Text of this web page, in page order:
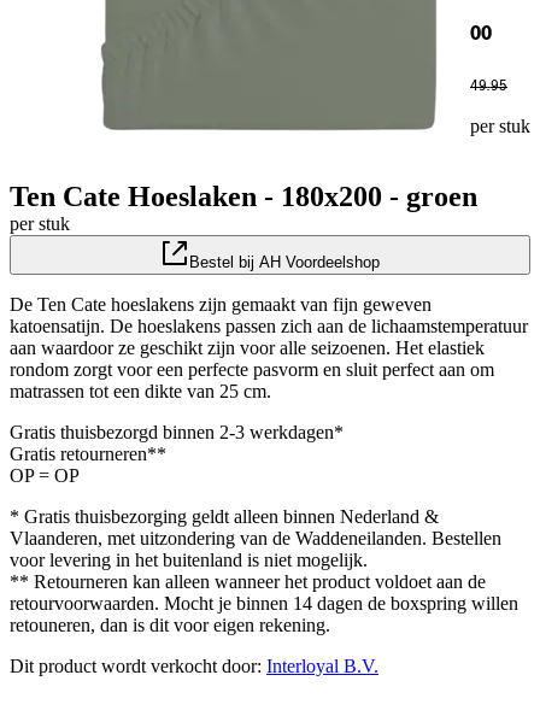
00
49.95
per stuk
Ten Cate Hoeslaken - 180x200 - groen
per stuk
Bestel bij AH Voordeelshop
De Ten Cate hoeslakens zijn gemaakt van fijn geweven
katoensatijn. De hoeslakens passen zich aan de lichaamstemperatuur
aan waardoor ze geschikt zijn voor alle seizoenen. Het elastiek
rondom zorgt voor een perfecte pasvorm en sluit perfect aan om
matrassen tot een dikte van 25 cm.
Gratis thuisbezorgd binnen 2-3 werkdagen*
Gratis retourneren**
OP = OP
* Gratis thuisbezorging geldt alleen binnen Nederland &
Vlaanderen, met uitzondering van de Waddeneilanden. Bestellen
voor levering in het buitenland is niet mogelijk.
** Retourneren kan alleen wanneer het product voldoet aan de
retourvoorwaarden. Mocht je binnen 14 dagen de boxspring willen
retouneren, dan is dit voor eigen rekening.
Dit product wordt verkocht door: Interloyal B.V.